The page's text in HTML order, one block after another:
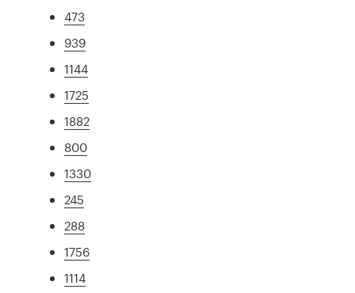
473
939
1144
1725
1882
800
1330
245
288
1756
1114